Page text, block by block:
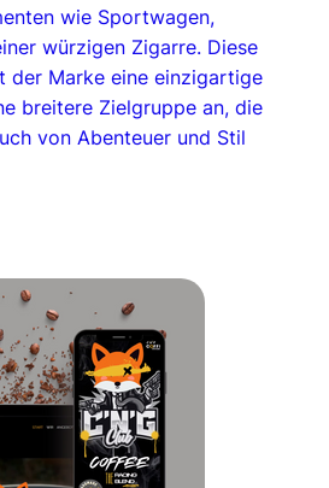
wie Sportwagen,
würzigen Zigarre. Diese
der Marke eine einzigartige
breitere Zielgruppe an, die
von Abenteuer und Stil